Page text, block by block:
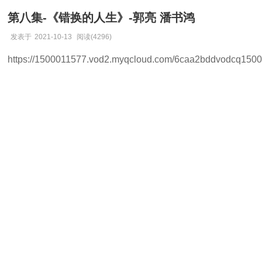
第八集-《错换的人生》-郭亮 潘书鸿
发表于 2021-10-13 阅读(4296)
https://1500011577.vod2.myqcloud.com/